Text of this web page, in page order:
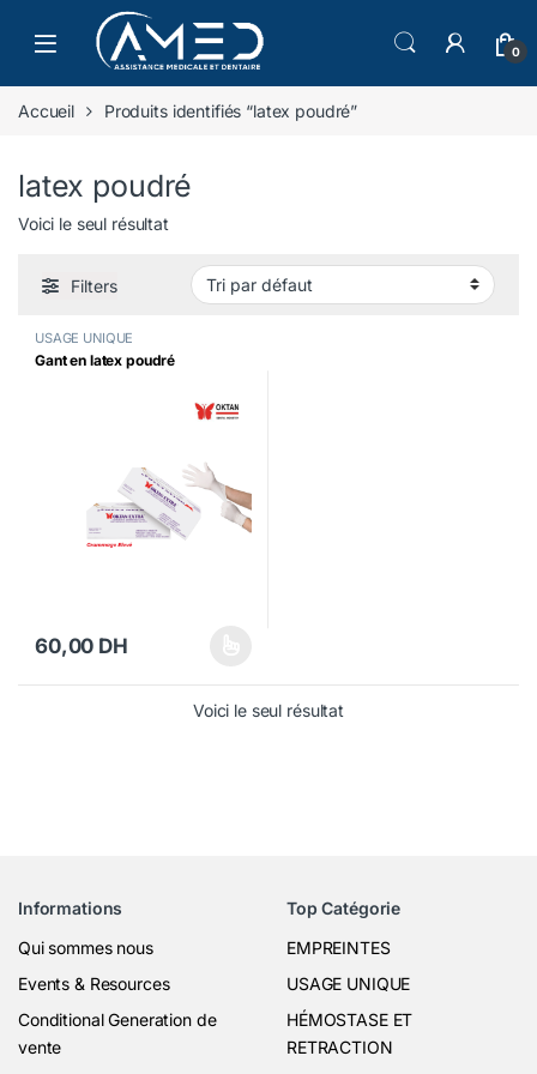
Skip to navigation
Skip to content
0
Accueil Produits identifiés “latex poudré”
latex poudré
Voici le seul résultat
Filters
USAGE UNIQUE
Gant en latex poudré
60,00 DH
Ce produit a plusieurs variations. Les options peuvent être
Voici le seul résultat
Informations
Qui sommes nous
Events & Resources
Conditional Generation de
vente
Top Catégorie
EMPREINTES
USAGE UNIQUE
HÉMOSTASE ET
RETRACTION